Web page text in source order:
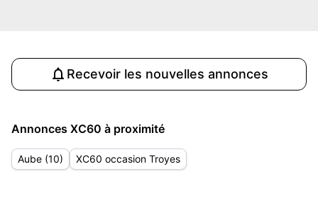
Recevoir les nouvelles annonces
Annonces XC60 à proximité
Aube (10) XC60 occasion Troyes